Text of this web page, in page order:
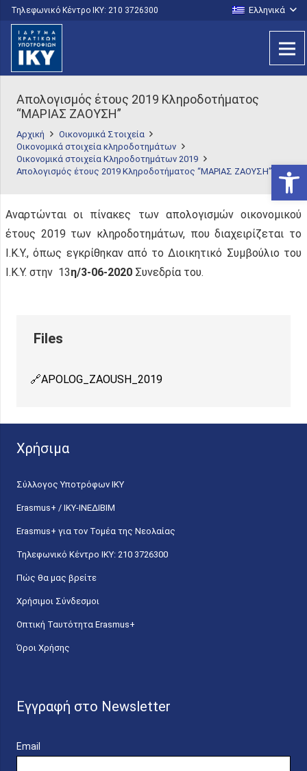
Τηλεφωνικό Κέντρο IKY: 210 3726300 Ελληνικά
Απολογισμός έτους 2019 Κληροδοτήματος
“ΜΑΡΙΑΣ ΖΑΟΥΣΗ”
Αρχική
Οικονομικά Στοιχεία
Οικονομικά στοιχεία κληροδοτημάτων
Οικονομικά στοιχεία Κληροδοτημάτων 2019
Απολογισμός έτους 2019 Κληροδοτήματος “ΜΑΡΙΑΣ ΖΑΟΥΣΗ”
Αναρτώνται οι πίνακες των απολογισμών οικονομικού
έτους 2019 των κληροδοτημάτων, που διαχειρίζεται το
Ι.Κ.Υ., όπως εγκρίθηκαν από το Διοικητικό Συμβούλιο του
Ι.Κ.Υ. στην 13η/3-06-2020 Συνεδρία του.
APOLOG_ZAOUSH_2019
Χρήσιμα
Σύλλογος Υποτρόφων ΙΚΥ
Erasmus+ / ΙΚΥ-ΙΝΕΔΙΒΙΜ
Erasmus+ για τον Τομέα της Νεολαίας
Τηλεφωνικό Κέντρο IKY: 210 3726300
Πώς θα μας βρείτε
Χρήσιμοι Σύνδεσμοι
Οπτική Ταυτότητα Erasmus+
Όροι Χρήσης
Εγγραφή στο Newsletter
Email